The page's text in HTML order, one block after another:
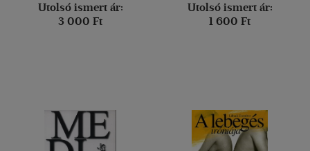
Utolsó ismert ár:
3 000 Ft
Utolsó ismert ár:
1 600 Ft